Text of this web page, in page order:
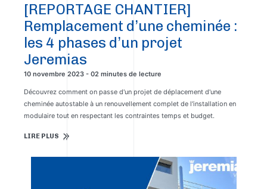
[REPORTAGE CHANTIER]
Remplacement d’une cheminée :
les 4 phases d’un projet
Jeremias
10 novembre 2023 - 02 minutes de lecture
Découvrez comment on passe d'un projet de déplacement d'une
cheminée autostable à un renouvellement complet de l'installation en
modulaire tout en respectant les contraintes temps et budget.
LIRE PLUS